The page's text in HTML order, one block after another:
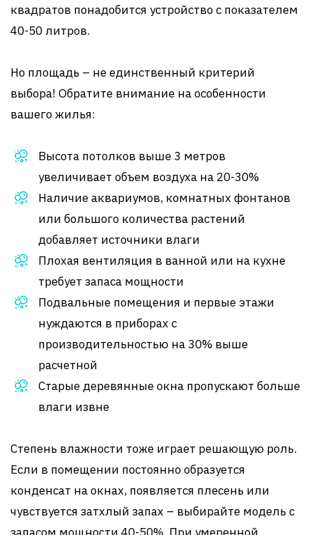
квадратов понадобится устройство с показателем
40-50 литров.
Но площадь – не единственный критерий
выбора! Обратите внимание на особенности
вашего жилья:
Высота потолков выше 3 метров
увеличивает объем воздуха на 20-30%
Наличие аквариумов, комнатных фонтанов
или большого количества растений
добавляет источники влаги
Плохая вентиляция в ванной или на кухне
требует запаса мощности
Подвальные помещения и первые этажи
нуждаются в приборах с
производительностью на 30% выше
расчетной
Старые деревянные окна пропускают больше
влаги извне
Степень влажности тоже играет решающую роль.
Если в помещении постоянно образуется
конденсат на окнах, появляется плесень или
чувствуется затхлый запах – выбирайте модель с